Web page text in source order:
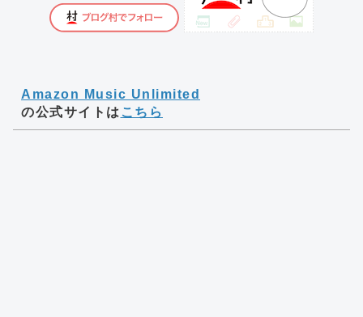
Amazon Music Unlimited
の公式サイトは こちら